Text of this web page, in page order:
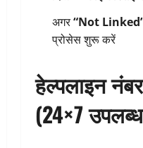
अगर“Not
प्रोसेस शुरू करें
हेल्पलाइन नंबर
(24×7